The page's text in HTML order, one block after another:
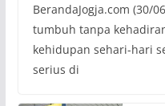
BerandaJogja.com (30/
tumbuh tanpa
kehidupan sehari-hari
serius di